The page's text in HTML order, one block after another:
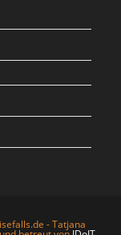
- Tatjana